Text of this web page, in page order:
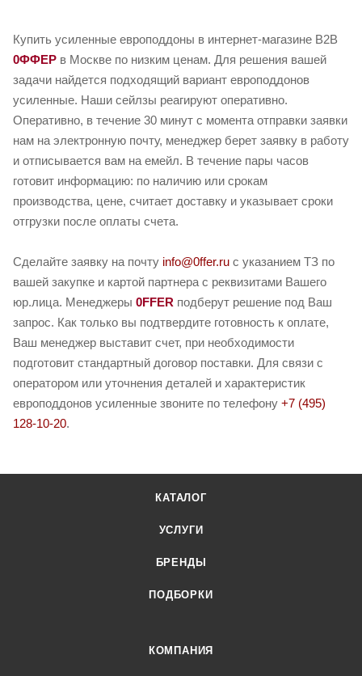
Купить усиленные европоддоны в интернет-магазине B2B
0ФФЕР в Москве по низким ценам. Для решения вашей
задачи найдется подходящий вариант европоддонов
усиленные. Наши сейлзы реагируют оперативно.
Оперативно, в течение 30 минут с момента отправки заявки
нам на электронную почту, менеджер берет заявку в работу
и отписывается вам на емейл. В течение пары часов
готовит информацию: по наличию или срокам
производства, цене, считает доставку и указывает сроки
отгрузки после оплаты счета.
Сделайте заявку на почту info@0ffer.ru с указанием ТЗ по
вашей закупке и картой партнера с реквизитами Вашего
юр.лица. Менеджеры 0FFER подберут решение под Ваш
запрос. Как только вы подтвердите готовность к оплате,
Ваш менеджер выставит счет, при необходимости
подготовит стандартный договор поставки. Для связи с
оператором или уточнения деталей и характеристик
европоддонов усиленные звоните по телефону +7 (495)
128-10-20.
КАТАЛОГ
УСЛУГИ
БРЕНДЫ
ПОДБОРКИ
КОМПАНИЯ